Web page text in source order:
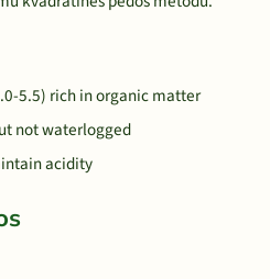
5.5) rich in organic matter
not waterlogged
acidity